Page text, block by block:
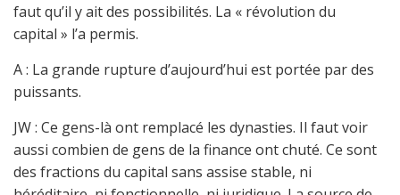
faut qu’il y ait des possibilités. La « révolution du
capital » l’a permis.
A : La grande rupture d’aujourd’hui est portée par des
puissants.
JW : Ce gens-là ont remplacé les dynasties. Il faut voir
aussi combien de gens de la finance ont chuté. Ce sont
des fractions du capital sans assise stable, ni